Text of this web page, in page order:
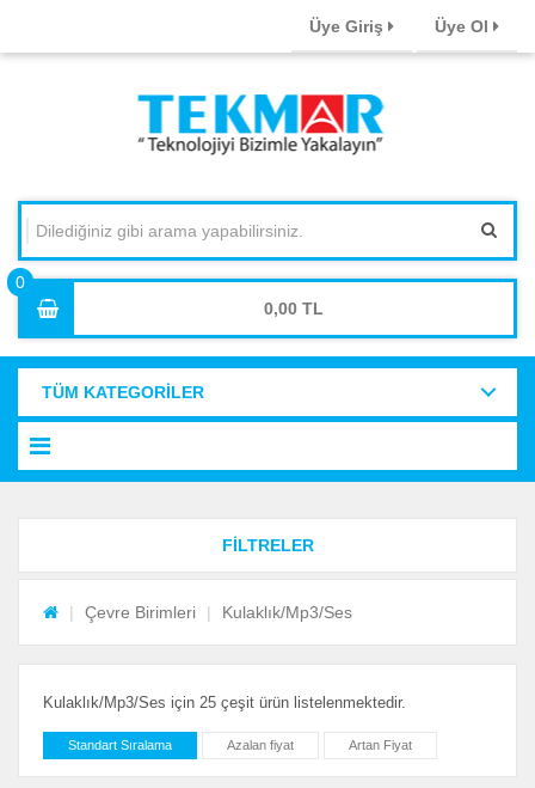
Üye Giriş Üye Ol
0,00
TÜM KATEGORİLER
FİLTRELER
Çevre Birimleri Kulaklık/Mp3/Ses
Kulaklık/Mp3/Ses için 25 çeşit ürün listelenmektedir.
Standart Sıralama Azalan fiyat Artan Fiyat